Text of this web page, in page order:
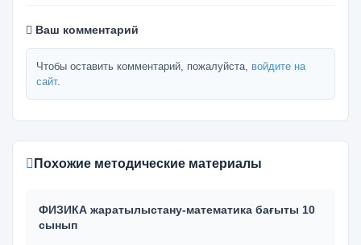
Ваш комментарий
Чтобы оставить комментарий, пожалуйста, войдите на
сайт.
Похожие методические материалы
ФИЗИКА жаратылыстану-математика бағыты 10
сынып